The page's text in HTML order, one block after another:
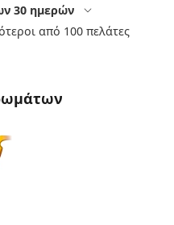
30 ημερών
από 100 πελάτες